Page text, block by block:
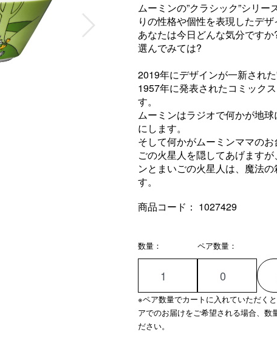
ムーミンの”クラシック”シリ
りの性格や個性を表現したデザ
あなたは今日どんな気分です
選んでみては?
2019年にデザインが一新された
1957年に発表されたコミック
す。
ムーミンはラジオで何かが地
にします。
そして何かがムーミンママの
ごの火星人を隠してあげます
ンとまいごの火星人は、魔法
す。
商品コード： 1027429
数量： ペア数量：
※ペア数量でカートに入れていただく
アでのお届けをご希望される場合、数
ださい。